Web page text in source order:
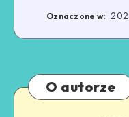
Oznaczone w:
O autorze